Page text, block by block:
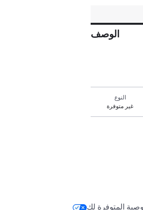
الوصف
النوع
غير متوفرة
المتوفرة لك